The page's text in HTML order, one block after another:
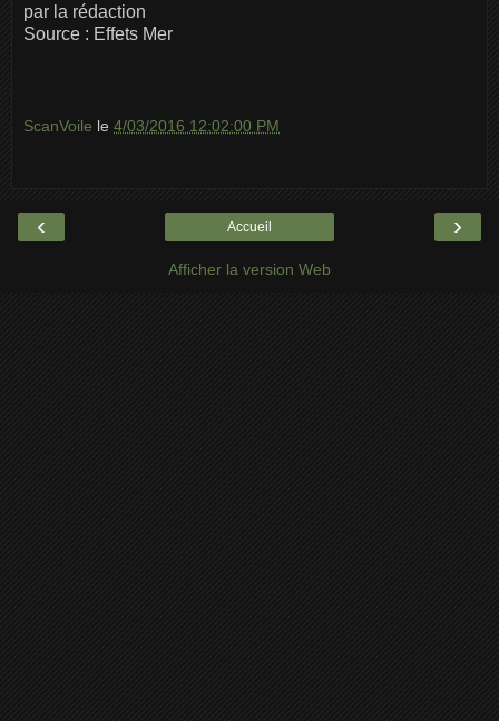
par la rédaction
Source : Effets Mer
ScanVoile le 4/03/2016 12:02:00 PM
‹ ›
Accueil
Afficher la version Web